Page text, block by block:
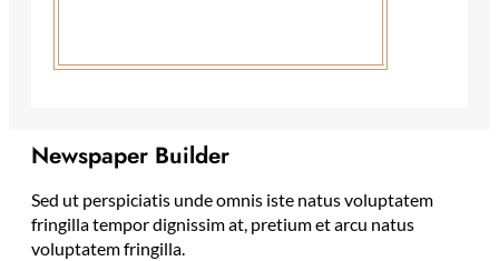
Newspaper Builder
Sed ut perspiciatis unde omnis iste natus voluptatem
fringilla tempor dignissim at, pretium et arcu natus
voluptatem fringilla.